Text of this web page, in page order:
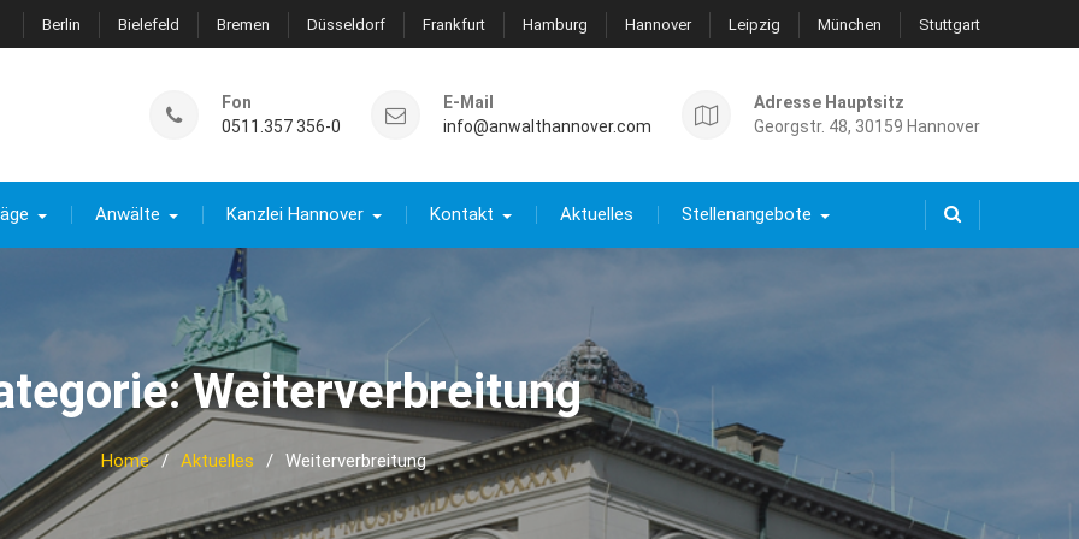
Berlin Bielefeld Bremen Düsseldorf Frankfurt Hamburg Hannover Leipzig München Stuttgart
Fon
0511.357 356-0
E-Mail
info@anwalthannover.com
Adresse Hauptsitz
Georgstr. 48, 30159 Hannover
Anwälte Kanzlei Hannover Kontakt Aktuelles Stellenangebote
Weiterverbreitung
Home Aktuelles Weiterverbreitung